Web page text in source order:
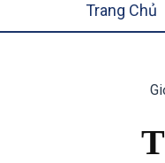
NAVIGATION
Trang Chủ